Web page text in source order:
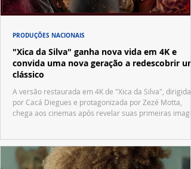
"Xica da Silva" ganha nova vida em 4K e
convida uma nova geração a redescobrir um
clássico
A versão restaurada em 4K de "Xica da Silva", dirigida
por Cacá Diegues e protagonizada por Zezé Motta,
chega aos cinemas após revelar suas primeiras
PRODUÇÕES NACIONAIS